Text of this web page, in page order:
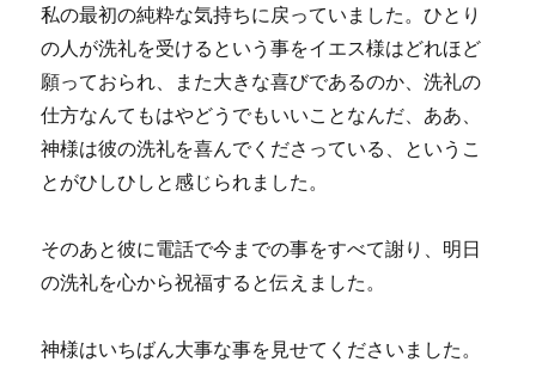
私の最初の純粋な気持ちに戻っていました。ひとり
の人が洗礼を受けるという事をイエス様はどれほど
願っておられ、また大きな喜びであるのか、洗礼の
仕方なんてもはやどうでもいいことなんだ、ああ、
神様は彼の洗礼を喜んでくださっている、というこ
とがひしひしと感じられました。
そのあと彼に電話で今までの事をすべて謝り、明日
の洗礼を心から祝福すると伝えました。
神様はいちばん大事な事を見せてくださいました。